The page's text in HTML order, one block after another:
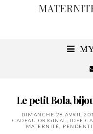
Le petit Bola,
DIMANCHE 28 AVRIL
CADEAU ORIGINAL
IDÉE
MATERNITÉ